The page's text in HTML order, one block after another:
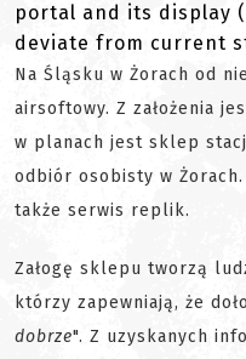
portal and its display
deviate from current
Na Śląsku w Żorach od
airsoftowy. Z założenia
w planach jest sklep
odbiór osobisty w
także serwis replik.
Załogę sklepu tworzą
którzy zapewniają, że
dobrze". Z uzyskanych